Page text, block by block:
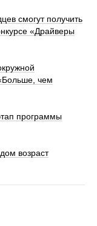
смогут получить
«Драйверы
чем
программы
возраст